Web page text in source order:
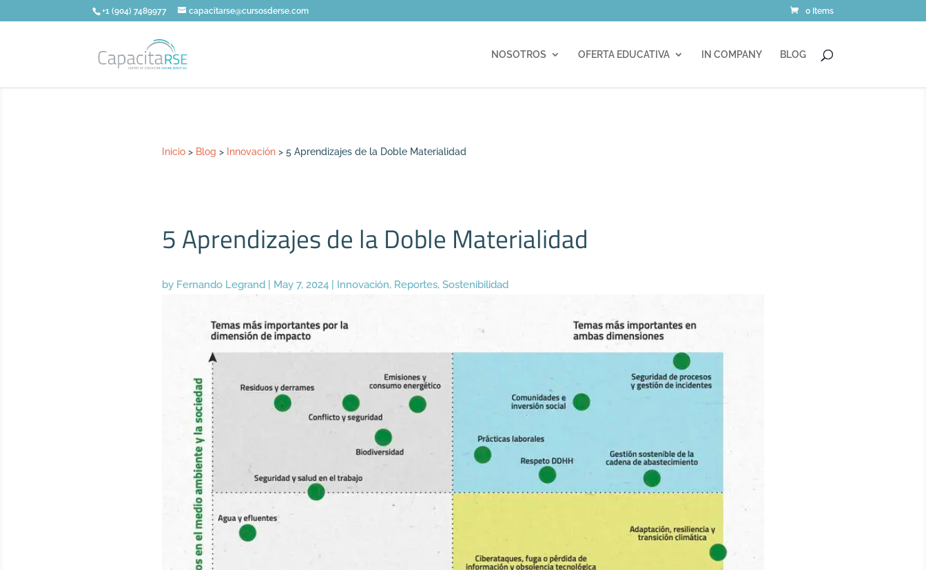
+1 (904) 7489977 capacitarse@cursosderse.com 0 Items
NOSOTROS OFERTA EDUCATIVA IN COMPANY BLOG
Inicio > Blog > Innovación >5 Aprendizajes de la Doble Materialidad
5 Aprendizajes de la Doble Materialidad
by Fernando Legrand May 7, 2024 Innovación, Reportes,Sostenibilidad